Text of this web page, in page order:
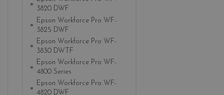
3820 DWF
Epson Workforce Pro WF-
3825 DWF
Epson Workforce Pro WF-
3830 DWTF
Epson Workforce Pro WF-
4800 Series
Epson Workforce Pro WF-
4820 DWF